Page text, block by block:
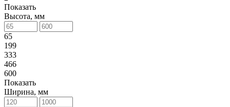
Показать
Высота, мм
65
199
333
466
600
Показать
Ширина, мм